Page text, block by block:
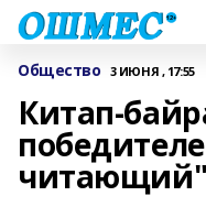
Общество 3 ИЮНЯ , 17:55
Китап-
читающий"